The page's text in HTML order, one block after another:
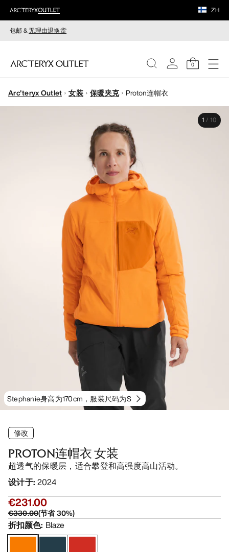
ZH
包邮 &无理由退换货
0
女装
Arc'teryx Outlet 女装 保暖夹克 Proton连帽衣
Stephanie身高为170cm，服装尺码为S
1 / 10
修改
PROTON连帽衣 女装
超透气的保暖层，适合攀登和高强度高山活动。
设计于: 2024
€231.00
€330.00(节省30%)
折扣颜色: Blaze